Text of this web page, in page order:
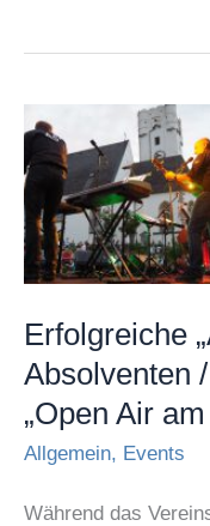
Erfolgreiche
Absolventen
„Open Air
Allgemein, Events
Während das
Erfolgreiche
„Audit
of
Art“
Absolventen
/
Vorankündigung
„Open
Air